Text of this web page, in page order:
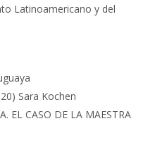
Latinoamericano y del
Sara Kochen
EL CASO DE LA MAESTRA